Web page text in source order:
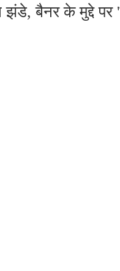
बैनर के मुद्दे पर